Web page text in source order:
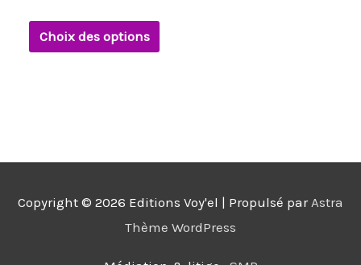
Choix des options
options
peuvent
du
produit
Copyright © 2026 Editions Voy'el | Propulsé par Astra
Thème WordPress